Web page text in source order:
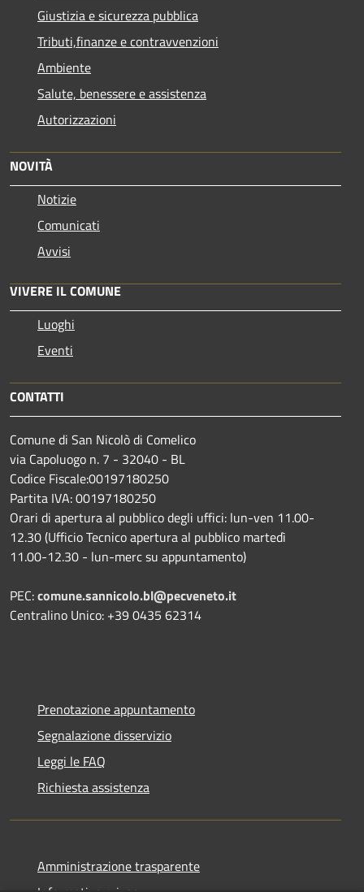
Giustizia e sicurezza pubblica
Tributi,finanze e contravvenzioni
Ambiente
Salute, benessere e assistenza
Autorizzazioni
NOVITÀ
Notizie
Comunicati
Avvisi
VIVERE IL COMUNE
Luoghi
Eventi
CONTATTI
Comune di San Nicolò di Comelico
via Capoluogo n. 7 - 32040 - BL
Codice Fiscale:00197180250
Partita IVA: 00197180250
Orari di apertura al pubblico degli uffici: lun-ven 11.00-
12.30 (Ufficio Tecnico apertura al pubblico martedì
11.00-12.30 - lun-merc su appuntamento)
PEC:comune.sannicolo.bl@pecveneto.it
Centralino Unico: +39 0435 62314
Prenotazione appuntamento
Segnalazione disservizio
Leggi le FAQ
Richiesta assistenza
Amministrazione trasparente